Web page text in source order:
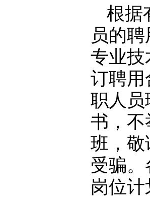
根据
员的
专业
订聘
职人
书，
班，
受骗
岗位